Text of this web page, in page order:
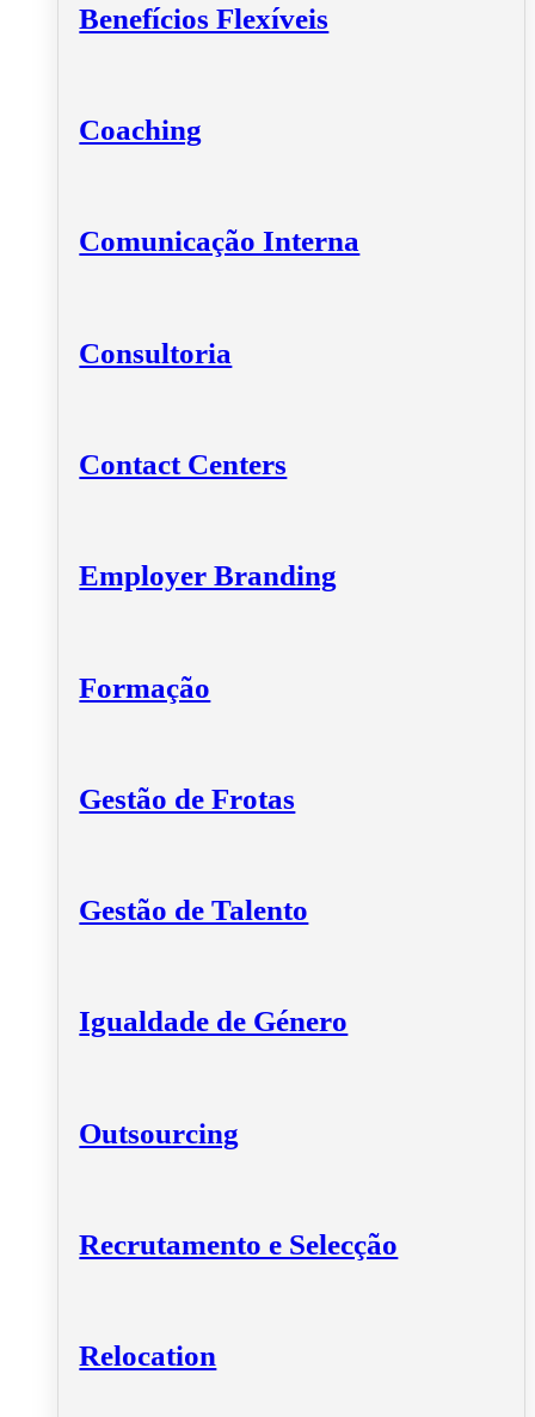
Benefícios Flexíveis
Coaching
Comunicação Interna
Consultoria
Contact Centers
Employer Branding
Formação
Gestão de Frotas
Gestão de Talento
Igualdade de Género
Outsourcing
Recrutamento e Selecção
Relocation